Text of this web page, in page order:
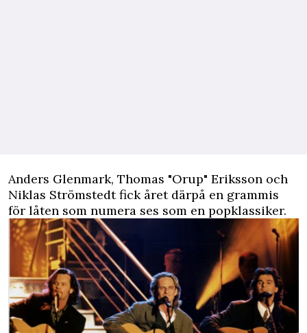
Anders Glenmark, Thomas "Orup" Eriksson och
Niklas Strömstedt fick året därpå en grammis
för låten som numera ses som en popklassiker.